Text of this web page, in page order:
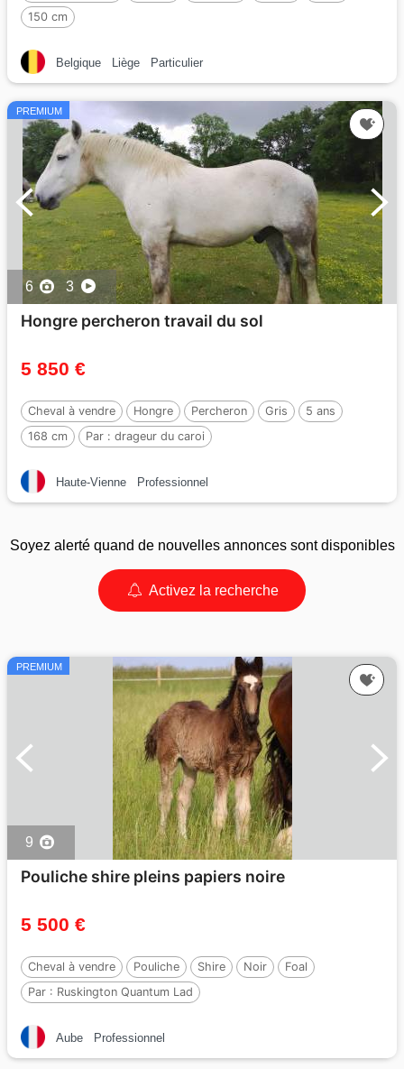
150 cm
Belgique Liège Particulier
PREMIUM
6 3
Hongre percheron travail du sol
5 850 €
Cheval à vendre Hongre Percheron Gris
5 ans
168 cm
Par : drageur du caroi
Haute-Vienne Professionnel
Soyez alerté quand de nouvelles annonces sont disponibles
Activez la recherche
PREMIUM
9
Pouliche shire pleins papiers noire
5 500 €
Cheval à vendre Pouliche Shire Noir
Foal
Par : Ruskington Quantum Lad
Aube Professionnel